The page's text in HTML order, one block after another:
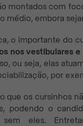
montados com
médio, embora
o importante do
nos vestibulares e
ou seja, elas
por
que os cursinhos
podendo o
sem eles.